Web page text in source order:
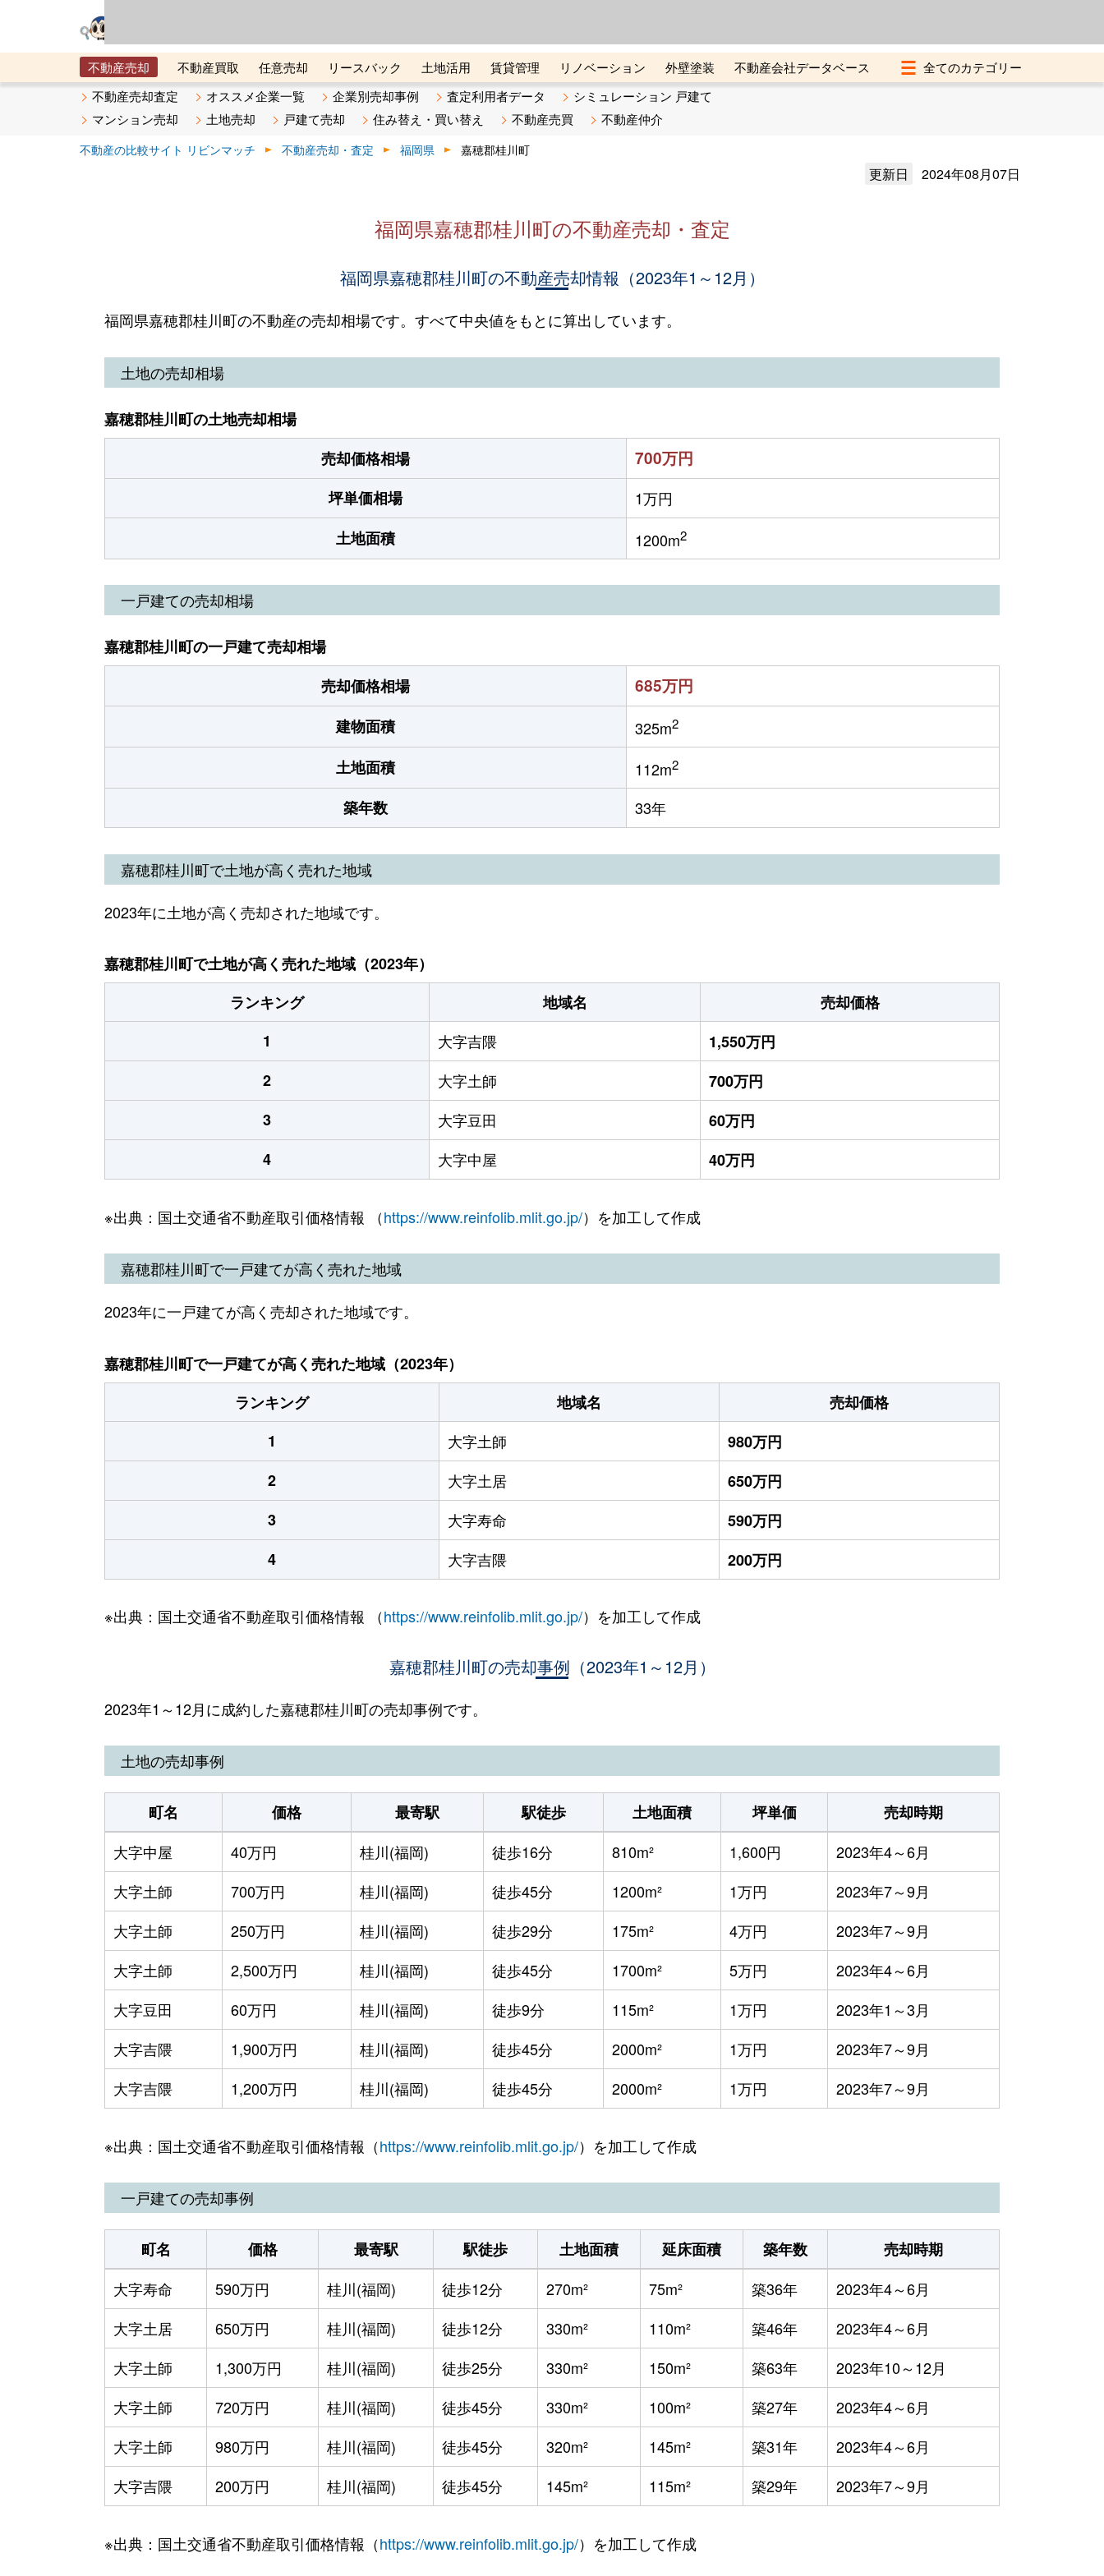
不動産売却 不動産買取 任意売却 リースバック 土地活用 賃貸管理 リノベーション 外壁塗装
不動産会社データベース
メタ住宅展示場
ベスト不動産カンパニー オンライン講座 リビンマガジンBiz 不動産売却ご相談デスク
不動産売却査定 オススメ企業一覧 企業別売却事例 査定利用者データ
シミュレーション 戸建て
マンション売却
土地売却 戸建て売却 住み替え・買い替え 不動産売買 不動産仲介
不動産の比較サイト リビンマッチ 不動産売却・査定 福岡県 嘉穂郡桂川町
更新日 2024年08月07日
福岡県嘉穂郡桂川町の不動産売却・査定
福岡県嘉穂郡桂川町の不動産売却情報（2023年1～12月）
福岡県嘉穂郡桂川町の不動産の売却相場です。すべて中央値をもとに算出しています。
土地の売却相場
嘉穂郡桂川町の土地売却相場
売却価格相場
700万円
坪単価相場
1万円
土地面積
1200m2
一戸建ての売却相場
嘉穂郡桂川町の一戸建て売却相場
売却価格相場
685万円
建物面積 325m2
土地面積 112m2
築年数 33年
嘉穂郡桂川町で土地が高く売れた地域
2023年に土地が高く売却された地域です。
嘉穂郡桂川町で土地が高く売れた地域（2023年）
ランキング
地域名
売却価格
1
大字吉隈
1,550万円
2
大字土師
700万円
3
大字豆田
60万円
4
大字中屋 40万円
※出典：国土交通省不動産取引価格情報 （https://www.reinfolib.mlit.go.jp/）を加工して作成
嘉穂郡桂川町で一戸建てが高く売れた地域
2023年に一戸建てが高く売却された地域です。
嘉穂郡桂川町で一戸建てが高く売れた地域（2023年）
ランキング
地域名
売却価格
1
大字土師
980万円
2
大字土居
650万円
3
大字寿命
590万円
4
大字吉隈 200万円
※出典：国土交通省不動産取引価格情報 （https://www.reinfolib.mlit.go.jp/）を加工して作成
嘉穂郡桂川町の売却事例（2023年1～12月）
2023年1～12月に成約した嘉穂郡桂川町の売却事例です。
土地の売却事例
町名 価格 最寄駅 駅徒歩 土地面積 坪単価
売却時期
大字中屋
40万円 桂川(福岡) 徒歩16分 810m² 1,600円
2023年4～6月
大字土師
700万円 桂川(福岡) 徒歩45分 1200m² 1万円
2023年7～9月
大字土師
250万円 桂川(福岡) 徒歩29分 175m² 4万円
2023年7～9月
大字土師
2,500万円 桂川(福岡) 徒歩45分 1700m² 5万円
2023年4～6月
大字豆田
60万円 桂川(福岡) 徒歩9分 115m² 1万円
2023年1～3月
大字吉隈
1,900万円 桂川(福岡) 徒歩45分 2000m² 1万円
2023年7～9月
大字吉隈
1,200万円 桂川(福岡) 徒歩45分 2000m² 1万円 2023年7～9月
※出典：国土交通省不動産取引価格情報（https://www.reinfolib.mlit.go.jp/）を加工して作成
一戸建ての売却事例
町名 価格 最寄駅 駅徒歩 土地面積 延床面積 築年数
売却時期
大字寿命
590万円 桂川(福岡) 徒歩12分 270m² 75m² 築36年
2023年4～6月
大字土居
650万円 桂川(福岡) 徒歩12分 330m² 110m² 築46年
2023年4～6月
大字土師
1,300万円 桂川(福岡) 徒歩25分 330m² 150m² 築63年
2023年10～12月
大字土師
720万円 桂川(福岡) 徒歩45分 330m² 100m² 築27年
2023年4～6月
大字土師
980万円 桂川(福岡) 徒歩45分 320m² 145m² 築31年
2023年4～6月
大字吉隈
200万円 桂川(福岡) 徒歩45分 145m² 115m² 築29年 2023年7～9月
※出典：国土交通省不動産取引価格情報（https://www.reinfolib.mlit.go.jp/）を加工して作成